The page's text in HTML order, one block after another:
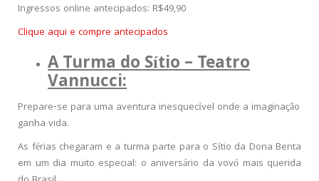
Ingressos online antecipados: R$49,90
Clique aqui e compre antecipados
A Turma do Sítio – Teatro
Vannucci:
Prepare-se para uma aventura inesquecível onde a imaginação
ganha vida.
As férias chegaram e a turma parte para o Sítio da Dona Benta
em um dia muito especial: o aniversário da vovó mais querida